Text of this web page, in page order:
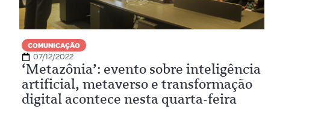
COMUNICAÇÃO
07/12/2022
‘Metazônia’: evento sobre inteligência
artificial, metaverso e transformação
digital acontece nesta quarta-feira